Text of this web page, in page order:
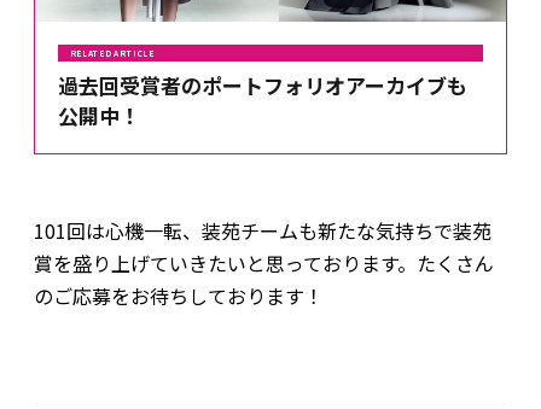
RELATED ARTICLE
過去回受賞者のポートフォリオアーカイブも
公開中！
101回は心機一転、装苑チームも新たな気持ちで装苑
賞を盛り上げていきたいと思っております。たくさん
のご応募をお待ちしております！